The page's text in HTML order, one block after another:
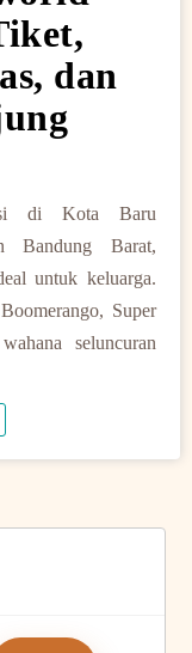
dan
di Kota Baru
Bandung Barat,
untuk keluarga.
Super
seluncuran